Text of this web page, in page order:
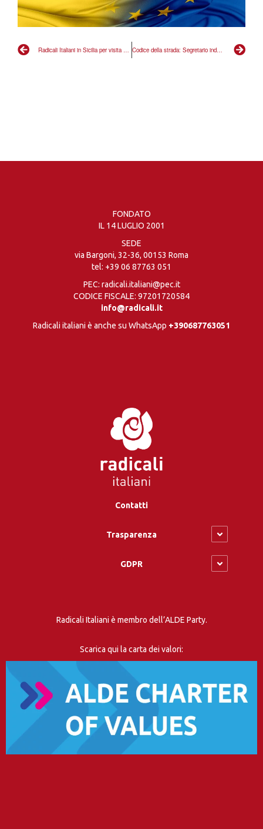
Codice della strada: Segretario indagato, consulenze gratuite per le vittime di una norma liberticida
FONDATO
IL 14 LUGLIO 2001
SEDE
via Bargoni, 32-36, 00153 Roma
tel: +39 06 87763 051
PEC: radicali.italiani@pec.it
CODICE FISCALE: 97201720584
info@radicali.it
Radicali italiani è anche su WhatsApp +390687763051
Contatti
Trasparenza
GDPR
Radicali Italiani è membro dell’ALDE Party.
Scarica qui la carta dei valori: